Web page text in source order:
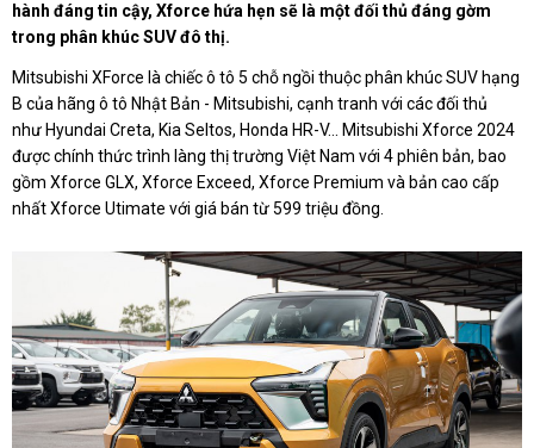
hành đáng tin cậy, Xforce hứa hẹn sẽ là một đối thủ đáng gờm
trong phân khúc SUV đô thị.
Mitsubishi XForce là chiếc ô tô 5 chỗ ngồi thuộc phân khúc SUV hạng
B của hãng ô tô Nhật Bản - Mitsubishi, cạnh tranh với các đối thủ
như Hyundai Creta, Kia Seltos, Honda HR-V... Mitsubishi Xforce 2024
được chính thức trình làng thị trường Việt Nam với 4 phiên bản, bao
gồm Xforce GLX, Xforce Exceed, Xforce Premium và bản cao cấp
nhất Xforce Utimate với giá bán từ 599 triệu đồng.